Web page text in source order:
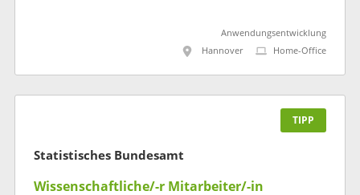
Anwendungsentwicklung
Hannover
Home-Office
TIPP
Statistisches Bundesamt
Wissenschaftliche/-r Mitarbeiter/-in